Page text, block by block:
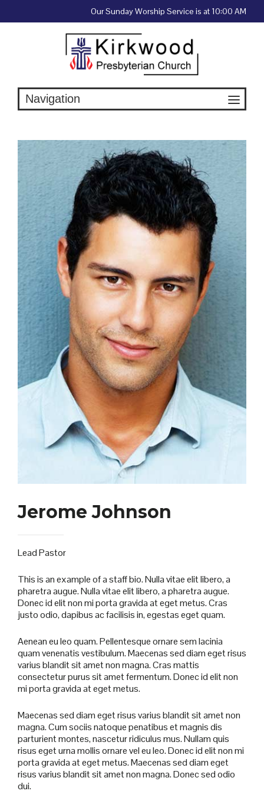
Our Sunday Worship Service is at 10:00 AM
Jerome Johnson
Lead Pastor
This is an example of a staff bio. Nulla vitae elit libero, a
pharetra augue. Nulla vitae elit libero, a pharetra augue.
Donec id elit non mi porta gravida at eget metus. Cras
justo odio, dapibus ac facilisis in, egestas eget quam.
Aenean eu leo quam. Pellentesque ornare sem lacinia
quam venenatis vestibulum. Maecenas sed diam eget risus
varius blandit sit amet non magna. Cras mattis
consectetur purus sit amet fermentum. Donec id elit non
mi porta gravida at eget metus.
Maecenas sed diam eget risus varius blandit sit amet non
magna. Cum sociis natoque penatibus et magnis dis
parturient montes, nascetur ridiculus mus. Nullam quis
risus eget urna mollis ornare vel eu leo. Donec id elit non mi
porta gravida at eget metus. Maecenas sed diam eget
risus varius blandit sit amet non magna. Donec sed odio
dui.